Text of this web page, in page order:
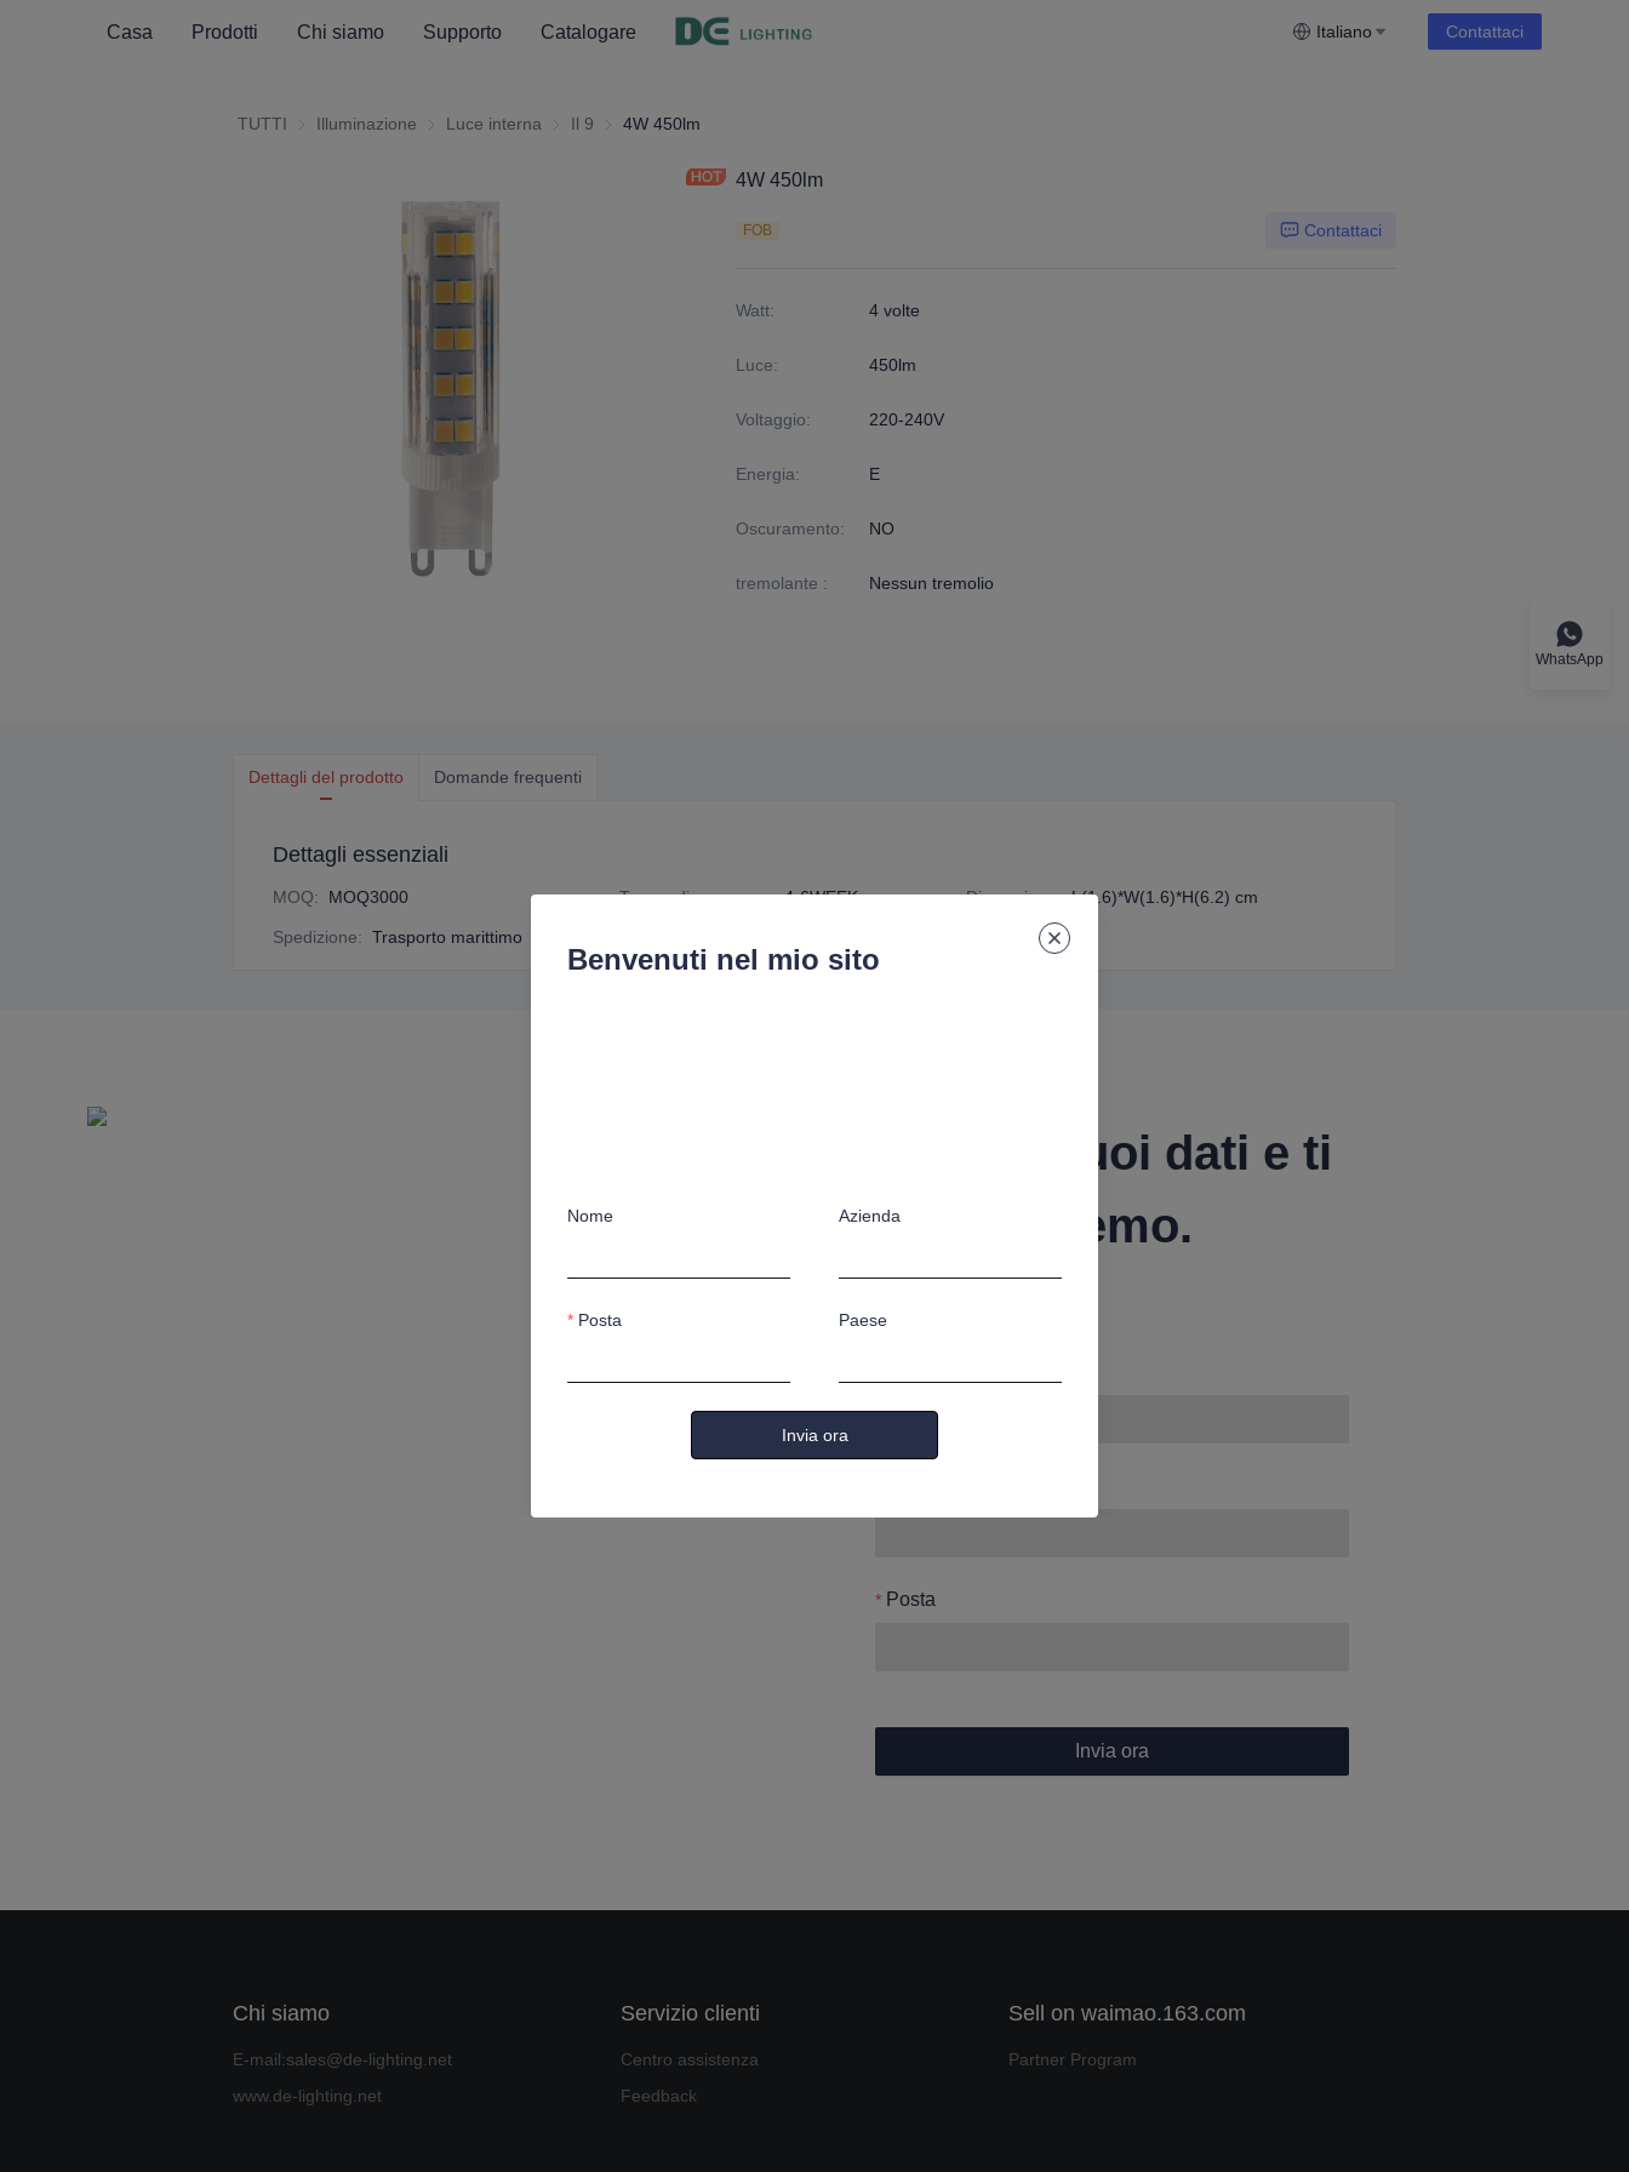
Casa Prodotti Chi siamo Supporto Catalogare Italiano Contattaci
TUTTI Illuminazione Illuminazione
Luce interna Luce interna
Il 9 Il 9 4W 450lm
4W 450lm
FOB Contattaci
Watt: 4 volte
Luce: 450lm
Voltaggio: 220-240V
Energia: E
Oscuramento: NO
tremolante : Nessun tremolio
Dettagli del prodotto Domande frequenti
Dettagli essenziali
MOQ: MOQ3000 Tempo di consegna: 4-6WEEK Dimensione: L(1.6)*W(1.6)*H(6.2) cm
Spedizione: Trasporto marittimo
Lascia i tuoi dati e ti
contatteremo.
Posta
Invia ora
Chi siamo
E-mail:sales@de-lighting.net
www.de-lighting.net
Servizio clienti
Centro assistenza
Feedback
Sell on waimao.163.com
Partner Program
WhatsApp
Benvenuti nel mio sito
Nome Azienda
Posta Paese
Invia ora